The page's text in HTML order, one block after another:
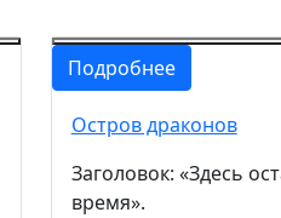
Подробнее
Остров драконов
Заголовок: «Здесь
время».